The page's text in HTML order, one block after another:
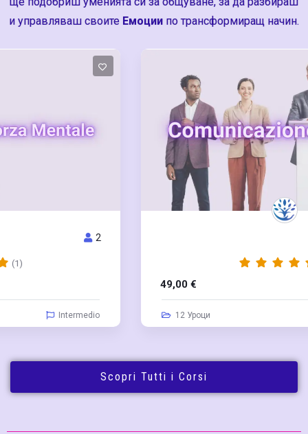
и управляваш своите Емоции по трансформиращ начин.
COMUNICAZIONE EFFICACE
12 Уроци
Scopri Tutti i Corsi